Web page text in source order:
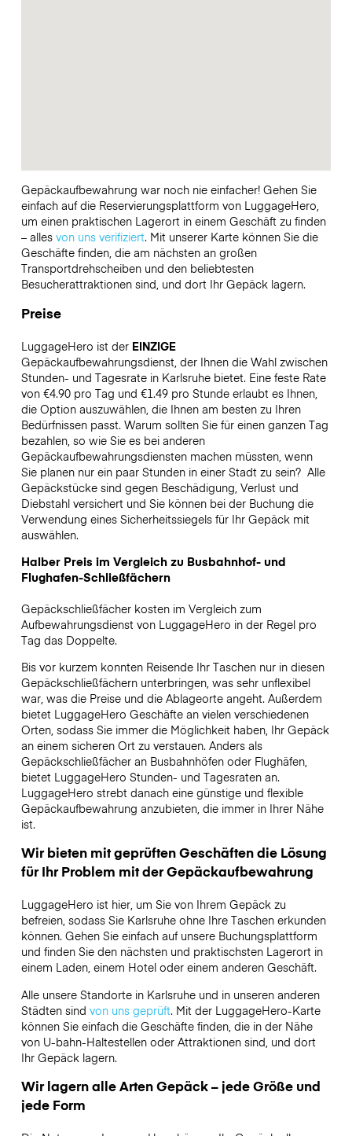
Gepäckaufbewahrung war noch nie einfacher! Gehen Sie
einfach auf die Reservierungsplattform von LuggageHero,
um einen praktischen Lagerort in einem Geschäft zu finden
– alles von uns verifiziert. Mit unserer Karte können Sie die
Geschäfte finden, die am nächsten an großen
Transportdrehscheiben und den beliebtesten
Besucherattraktionen sind, und dort Ihr Gepäck lagern.
Preise
LuggageHero ist der EINZIGE
Gepäckaufbewahrungsdienst, der Ihnen die Wahl zwischen
Stunden- und Tagesrate in Karlsruhe bietet. Eine feste Rate
von €4.90 pro Tag und €1.49 pro Stunde erlaubt es Ihnen,
die Option auszuwählen, die Ihnen am besten zu Ihren
Bedürfnissen passt. Warum sollten Sie für einen ganzen Tag
bezahlen, so wie Sie es bei anderen
Gepäckaufbewahrungsdiensten machen müssten, wenn
Sie planen nur ein paar Stunden in einer Stadt zu sein? Alle
Gepäckstücke sind gegen Beschädigung, Verlust und
Diebstahl versichert und Sie können bei der Buchung die
Verwendung eines Sicherheitssiegels für Ihr Gepäck mit
auswählen.
Halber Preis im Vergleich zu Busbahnhof- und
Flughafen-Schließfächern
Gepäckschließfächer kosten im Vergleich zum
Aufbewahrungsdienst von LuggageHero in der Regel pro
Tag das Doppelte.
Bis vor kurzem konnten Reisende Ihr Taschen nur in diesen
Gepäckschließfächern unterbringen, was sehr unflexibel
war, was die Preise und die Ablageorte angeht. Außerdem
bietet LuggageHero Geschäfte an vielen verschiedenen
Orten, sodass Sie immer die Möglichkeit haben, Ihr Gepäck
an einem sicheren Ort zu verstauen. Anders als
Gepäckschließfächer an Busbahnhöfen oder Flughäfen,
bietet LuggageHero Stunden- und Tagesraten an.
LuggageHero strebt danach eine günstige und flexible
Gepäckaufbewahrung anzubieten, die immer in Ihrer Nähe
ist.
Wir bieten mit geprüften Geschäften die Lösung
für Ihr Problem mit der Gepäckaufbewahrung
LuggageHero ist hier, um Sie von Ihrem Gepäck zu
befreien, sodass Sie Karlsruhe ohne Ihre Taschen erkunden
können. Gehen Sie einfach auf unsere Buchungsplattform
und finden Sie den nächsten und praktischsten Lagerort in
einem Laden, einem Hotel oder einem anderen Geschäft.
Alle unsere Standorte in Karlsruhe und in unseren anderen
Städten sind von uns geprüft. Mit der LuggageHero-Karte
können Sie einfach die Geschäfte finden, die in der Nähe
von U-bahn-Haltestellen oder Attraktionen sind, und dort
Ihr Gepäck lagern.
Wir lagern alle Arten Gepäck – jede Größe und
jede Form